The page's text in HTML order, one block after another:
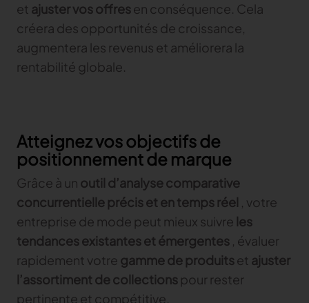
et ajuster vos offresen conséquence. Cela
créera des opportunités de croissance,
augmentera les revenus et améliorera la
rentabilité globale.
Atteignez vos objectifs de
positionnement de marque
Grâce à un outil d’analyse comparative
concurrentielle précis et en temps réel , votre
entreprise de mode peut mieux suivre les
tendances existantes et émergentes , évaluer
rapidement votre gamme de produitset ajuster
l’assortiment de collections pour rester
pertinente et compétitive.